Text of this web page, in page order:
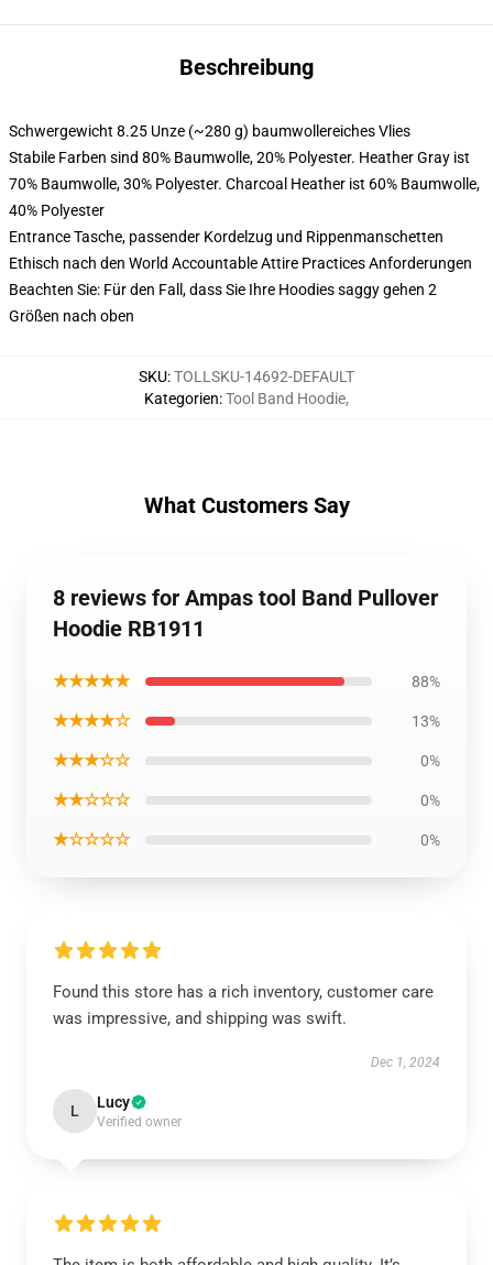
Beschreibung
Schwergewicht 8.25 Unze (~280 g) baumwollereiches Vlies
Stabile Farben sind 80% Baumwolle, 20% Polyester. Heather Gray ist
70% Baumwolle, 30% Polyester. Charcoal Heather ist 60% Baumwolle,
40% Polyester
Entrance Tasche, passender Kordelzug und Rippenmanschetten
Ethisch nach den World Accountable Attire Practices Anforderungen
Beachten Sie: Für den Fall, dass Sie Ihre Hoodies saggy gehen 2
Größen nach oben
SKU:TOLLSKU-14692-DEFAULT
Kategorien:Tool Band Hoodie,
What Customers Say
8 reviews for Ampas tool Band Pullover
Hoodie RB1911
★★★★★ 88%
★★★★☆ 13%
★★★☆☆ 0%
★★☆☆☆ 0%
★☆☆☆☆ 0%
Found this store has a rich inventory, customer care
was impressive, and shipping was swift.
Dec 1, 2024
L Lucy
Verified owner